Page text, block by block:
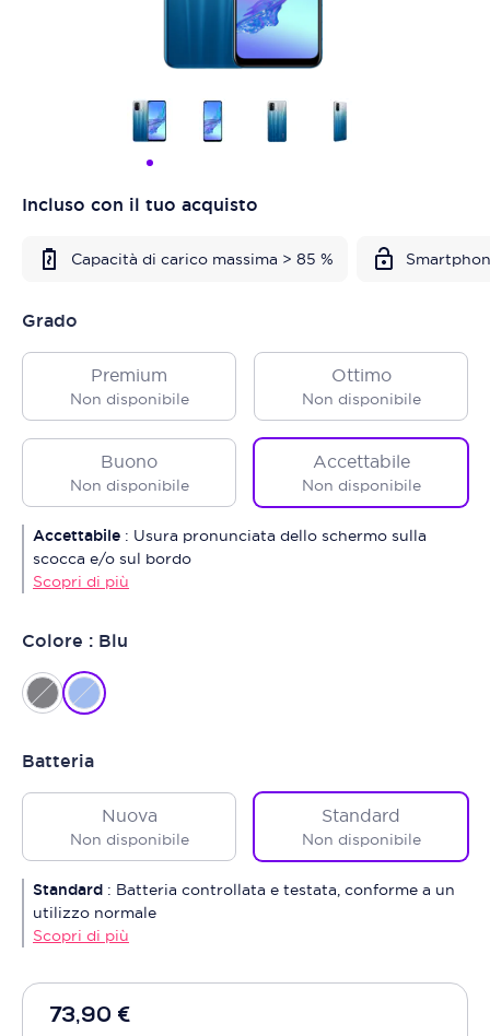
Incluso con il tuo acquisto
Capacità di carico massima > 85 %
73,90 €
Grado
Premium
Non disponibile
Ottimo
Non disponibile
Buono
Non disponibile
Accettabile
Non disponibile
Accettabile : Usura pronunciata dello schermo sulla
scocca e/o sul bordo
Scopri di più
Colore : Blu
Batteria
Nuova
Non disponibile
Standard
Non disponibile
Standard : Batteria controllata e testata, conforme a un
utilizzo normale
Scopri di più